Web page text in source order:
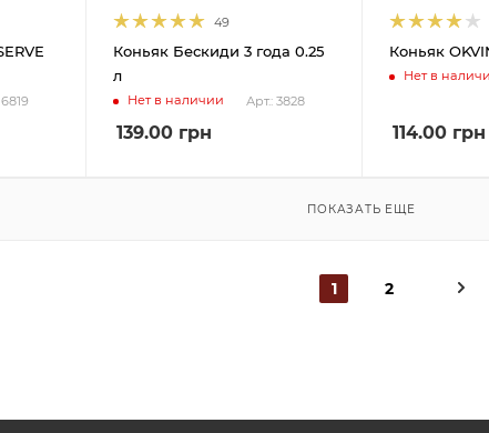
49
Коньяк Бескиди 3 года 0.25
л
Нет в наличии Арт.: 3828
139.00 грн
Коньяк
Нет в
114.00грн
ПОКАЗАТЬ ЕЩЕ
1 2